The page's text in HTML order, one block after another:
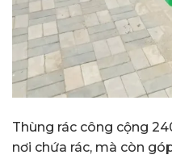
Thùng rác công cộng
nơi chứa rác, mà còn